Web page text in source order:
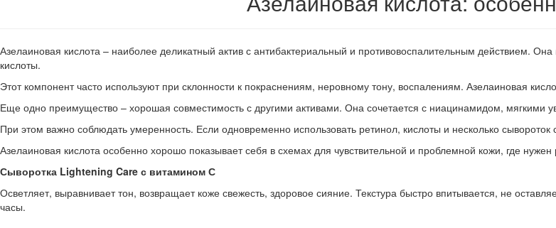
Азелаиновая кислота – наиболее деликатный актив с антибактериальный и противовоспалительным действием.
кислоты.
Этот компонент часто используют при склонности к покраснениям, неровному тону, воспалениям. Азелаиновая
Еще одно преимущество – хорошая совместимость с другими активами. Она сочетается с ниацинамидом,
При этом важно соблюдать умеренность. Если одновременно использовать ретинол, кислоты и несколько
Азелаиновая кислота особенно хорошо показывает себя в схемах для чувствительной и проблемной кожи, где
Сыворотка Lightening Care с витамином С
Осветляет, выравнивает тон, возвращает коже свежесть, здоровое сияние. Текстура быстро впитывается, не
часы.